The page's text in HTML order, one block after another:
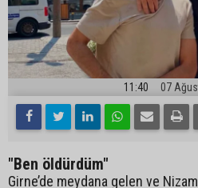
11:40 07
"Ben öldürdüm"
Girne’de meydana gelen ve